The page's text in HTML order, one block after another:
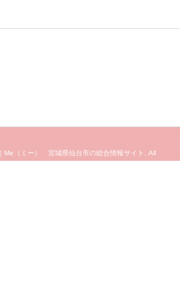
Me（ミー） 宮城県仙台市の総合情報サイト. All